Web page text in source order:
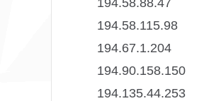
194.58.115.98
194.67.1.204
194.90.158.150
194.135.44.253